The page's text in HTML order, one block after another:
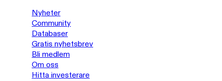
Nyheter
Community
Databaser
Gratis nyhetsbrev
Bli medlem
Om oss
Hitta investerare